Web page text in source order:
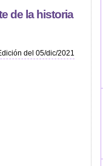
de la historia
del 05/dic/2021